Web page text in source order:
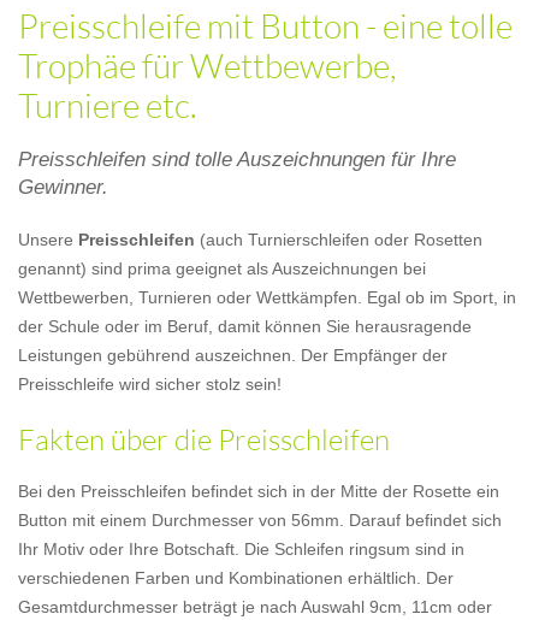
Preisschleife mit Button - eine tolle
Trophäe für Wettbewerbe,
Turniere etc.
Preisschleifen sind tolle Auszeichnungen für Ihre
Gewinner.
Unsere Preisschleifen (auch Turnierschleifen oder Rosetten
genannt) sind prima geeignet als Auszeichnungen bei
Wettbewerben, Turnieren oder Wettkämpfen. Egal ob im Sport, in
der Schule oder im Beruf, damit können Sie herausragende
Leistungen gebührend auszeichnen. Der Empfänger der
Preisschleife wird sicher stolz sein!
Fakten über die Preisschleifen
Bei den Preisschleifen befindet sich in der Mitte der Rosette ein
Button mit einem Durchmesser von 56mm. Darauf befindet sich
Ihr Motiv oder Ihre Botschaft. Die Schleifen ringsum sind in
verschiedenen Farben und Kombinationen erhältlich. Der
Gesamtdurchmesser beträgt je nach Auswahl 9cm, 11cm oder